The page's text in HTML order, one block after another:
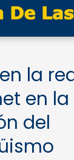
la
en la
del